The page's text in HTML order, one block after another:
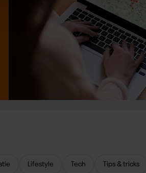
Lifestyle Tech Tips & tricks